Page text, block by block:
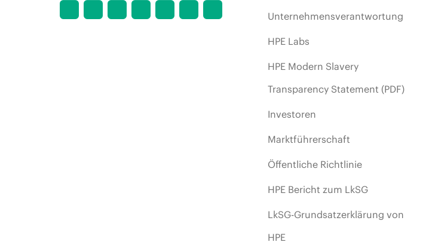
Unternehmensverantwortung
HPE Labs
HPE Modern Slavery
Transparency Statement (PDF)
Investoren
Marktführerschaft
Öffentliche Richtlinie
HPE Bericht zum LkSG
LkSG-Grundsatzerklärung von
HPE